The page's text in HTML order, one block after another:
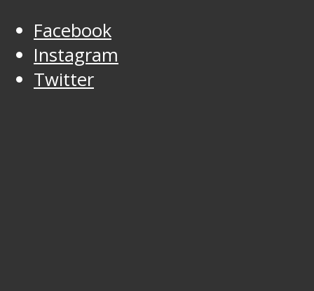
Facebook
Instagram
Twitter